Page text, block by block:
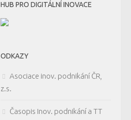
HUB PRO DIGITÁLNÍ INOVACE
ODKAZY
Asociace inov. podnikání ČR,
z.s.
Časopis Inov. podnikání a TT